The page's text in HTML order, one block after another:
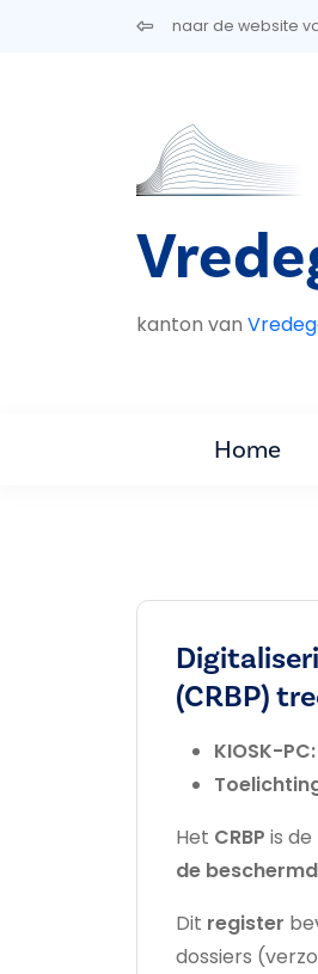
Overslaan en naar de inhoud gaan
naar de website
kanton van
Home
(CRBP)
KIOSK-
Het CRBP is de
de
Dit register
dossiers